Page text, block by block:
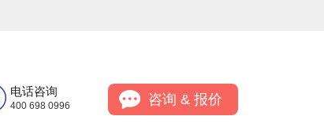
电话咨询
400 698 0996 咨询 & 报价